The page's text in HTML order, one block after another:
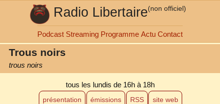
Radio Libertaire(non officiel)
Podcast Streaming Programme Actu Contact
Trous noirs
trous noirs
tous les lundis de 16h à 18h
présentation émissions RSS site web